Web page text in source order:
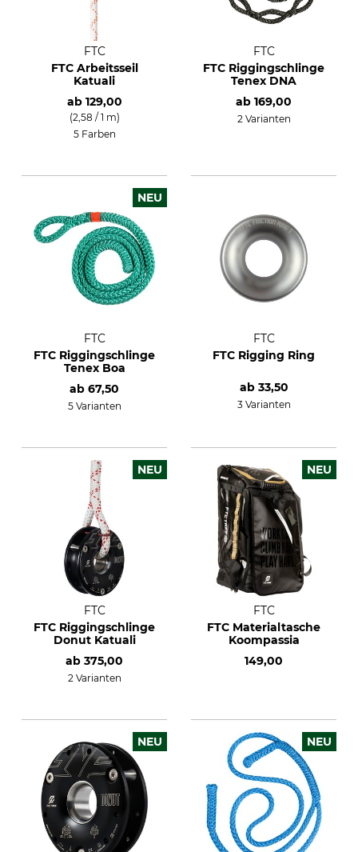
FTC
FTC Arbeitsseil
Katuali
ab 129,00
(2,58 / 1 m)
5 Farben
FTC
FTC Riggingschlinge
Tenex DNA
ab 169,00
2 Varianten
NEU
FTC
FTC Riggingschlinge
Tenex Boa
ab 67,50
5 Varianten
FTC
FTC Rigging Ring
ab 33,50
3 Varianten
NEU
FTC
FTC Riggingschlinge
Donut Katuali
ab 375,00
2 Varianten
NEU
FTC
FTC Materialtasche
Koompassia
149,00
NEU NEU